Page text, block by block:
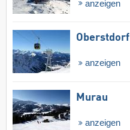
anzeigen
Oberstdorf
anzeigen
Murau
anzeigen